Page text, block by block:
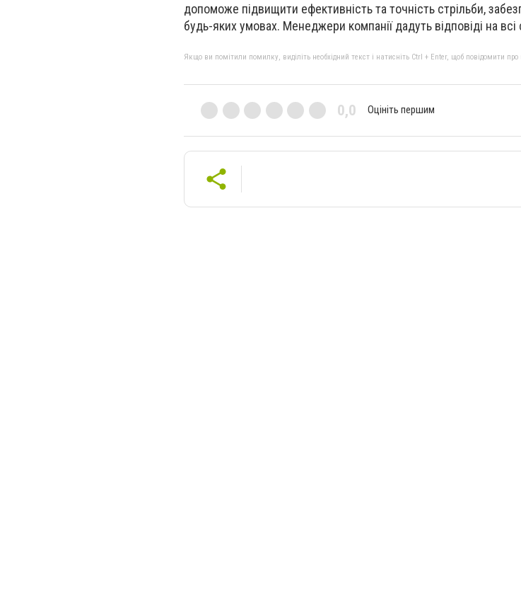
допоможе підвищити ефективність та точність стрільби,
будь-яких умовах. Менеджери компанії дадуть відповіді на всі
Якщо ви помітили помилку, виділіть необхідний текст і натисніть Ctrl + Enter, щоб повідомити про
0,0 Оцініть першим